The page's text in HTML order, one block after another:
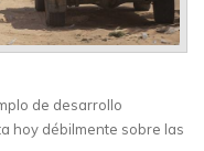
de desarrollo
hoy débilmente sobre las